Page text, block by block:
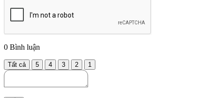
0 Bình luận
Tất cả 5 4 3 2 1